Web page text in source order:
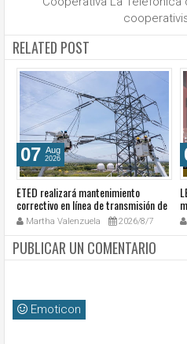
RELATED POST
07 Aug
2026
ETED realizará mantenimiento
correctivo en línea de transmisión de
la región Sur
Martha Valenzuela 2026/8/7
PUBLICAR UN COMENTARIO
Emoticon